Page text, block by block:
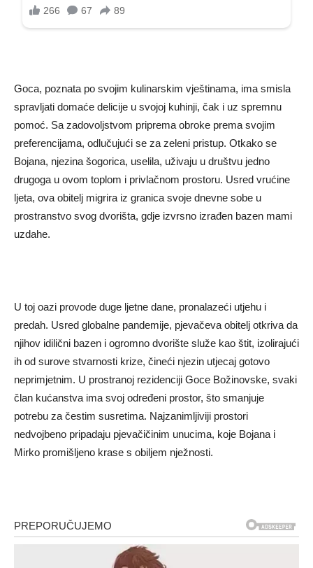
Goca, poznata po svojim kulinarskim vještinama, ima smisla
spravljati domaće delicije u svojoj kuhinji, čak i uz spremnu
pomoć. Sa zadovoljstvom priprema obroke prema svojim
preferencijama, odlučujući se za zeleni pristup. Otkako se
Bojana, njezina šogorica, uselila, uživaju u društvu jedno
drugoga u ovom toplom i privlačnom prostoru. Usred vrućine
ljeta, ova obitelj migrira iz granica svoje dnevne sobe u
prostranstvo svog dvorišta, gdje izvrsno izrađen bazen mami
uzdahe.
U toj oazi provode duge ljetne dane, pronalazeći utjehu i
predah. Usred globalne pandemije, pjevačeva obitelj otkriva da
njihov idilični bazen i ogromno dvorište služe kao štit, izolirajući
ih od surove stvarnosti krize, čineći njezin utjecaj gotovo
neprimjetnim. U prostranoj rezidenciji Goce Božinovske, svaki
član kućanstva ima svoj određeni prostor, što smanjuje
potrebu za čestim susretima. Najzanimljiviji prostori
nedvojbeno pripadaju pjevačičinim unucima, koje Bojana i
Mirko promišljeno krase s obiljem nježnosti.